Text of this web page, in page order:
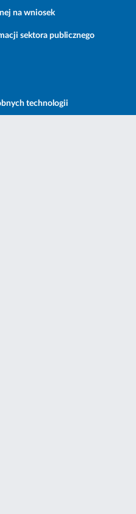
na wniosek
sektora publicznego
technologii